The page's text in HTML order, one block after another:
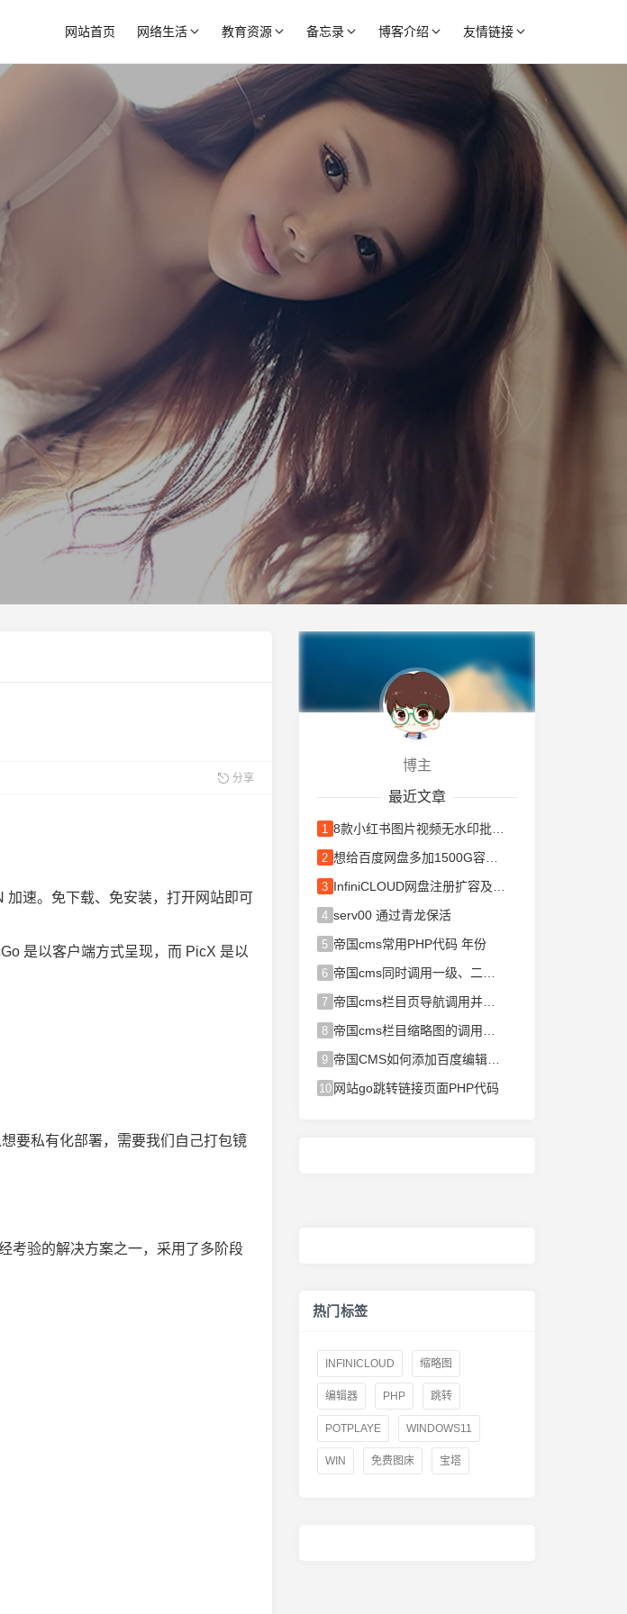
网站首页 网络生活 教育资源 备忘录 博客介绍 友情链接
分享
加速。免下载、免安装，打开网站即可
是以客户端方式呈现，而 PicX 是以
要私有化部署，需要我们自己打包镜
考验的解决方案之一，采用了多阶段
博主
最近文章
1
2 想给百度网盘多加1500G容量吗？不管
3
4 serv00 通过青龙保活
5 帝国cms常用PHP代码 年份
6
7 帝国cms栏目页导航调用并高亮变色
8
9 帝国CMS如何添加百度编辑器？
10 网站go跳转链接页面PHP代码
热门标签
INFINICLOUD 缩略图
编辑器 PHP 跳转
POTPLAYE WINDOWS11
WIN 免费图床 宝塔